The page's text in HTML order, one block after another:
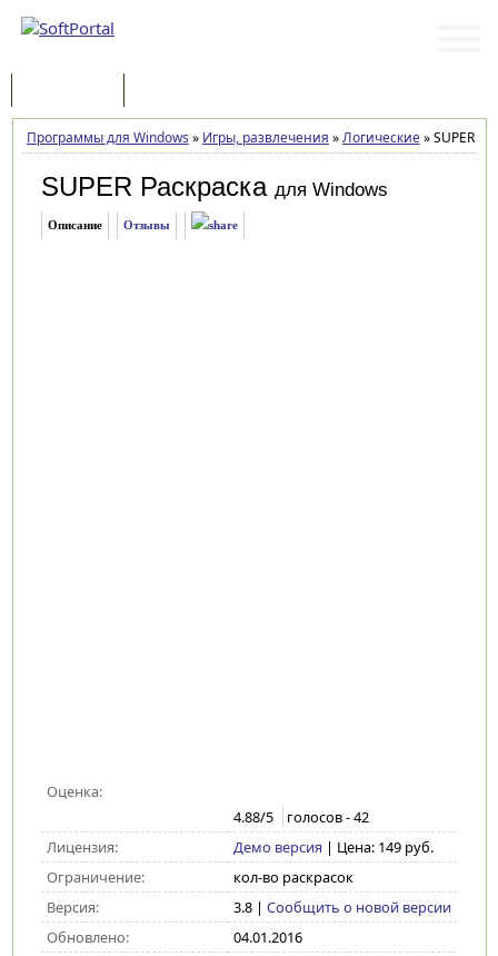
Программы для Windows » Игры, развлечения »Логические»SUPER
SUPER Раскраска для Windows
Описание Отзывы
Оценка:
4.88/5 голосов -42
Лицензия:
Демо версия | Цена: 149 руб.
Ограничение:
кол-во раскрасок
Версия:
3.8| Сообщить о новой версии
Обновлено:
04.01.2016